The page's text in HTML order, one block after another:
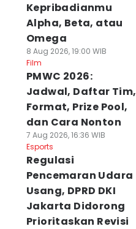
Kepribadianmu
Alpha, Beta, atau
Omega
8 Aug 2026, 19:00 WIB
Film
PMWC 2026:
Jadwal, Daftar Tim,
Format, Prize Pool,
dan Cara Nonton
7 Aug 2026, 16:36 WIB
Esports
Regulasi
Pencemaran Udara
Usang, DPRD DKI
Jakarta Didorong
Prioritaskan Revisi